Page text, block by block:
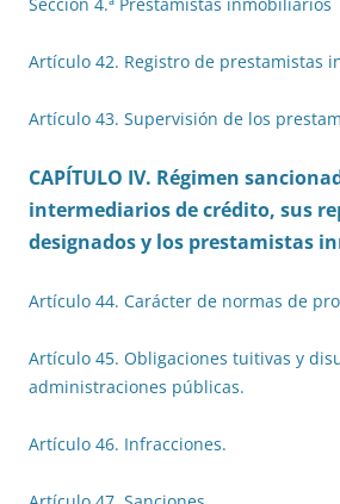
Sección 4.ª Prestamistas inmobiliarios
Artículo 42. Registro de prestamistas
Artículo 43. Supervisión de los
CAPÍTULO IV. Régimen
intermediarios de crédito, sus
designados y los prestamistas
Artículo 44. Carácter de normas de
Artículo 45. Obligaciones tuitivas y
administraciones públicas.
Artículo 46. Infracciones.